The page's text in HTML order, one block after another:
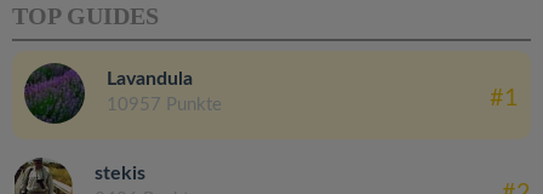
TOP GUIDES
Lavandula
10957 Punkte #1
stekis